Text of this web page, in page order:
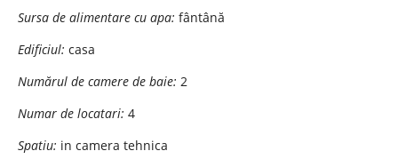
Sursa de alimentare cu apa: fântână
Edificiul: casa
Numărul de camere de baie: 2
Numar de locatari: 4
Spatiu: in camera tehnica